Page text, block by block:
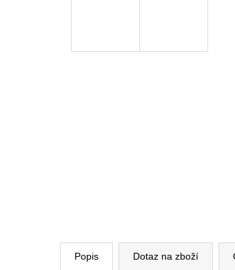
Popis Dotaz na zboží